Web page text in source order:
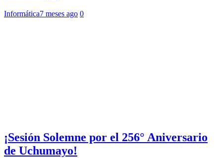
Informática7 meses ago 0
¡Sesión Solemne por el 256° Aniversario
de Uchumayo!